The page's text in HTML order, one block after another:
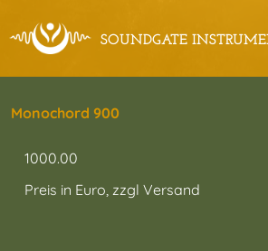
Monochord 900
1000.00
Preis in Euro, zzgl Versand